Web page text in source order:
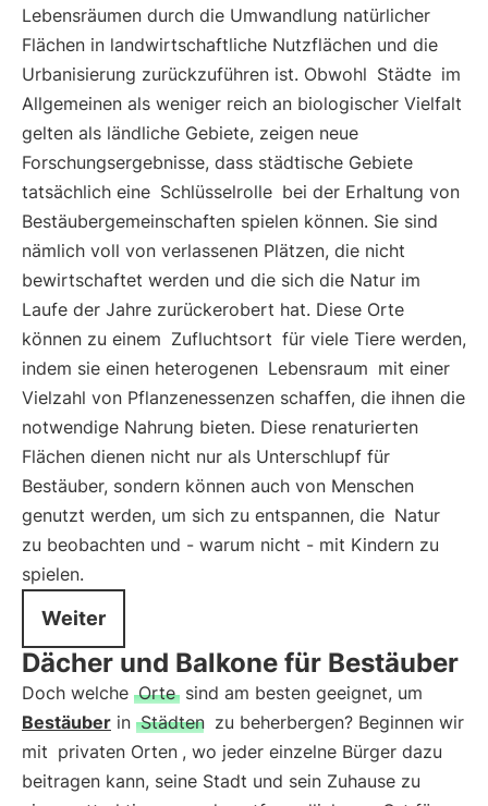
Lebensräumen durch die Umwandlung natürlicher
Flächen in landwirtschaftliche Nutzflächen und die
Urbanisierung zurückzuführen ist. Obwohl Städte im
Allgemeinen als weniger reich an biologischer Vielfalt
gelten als ländliche Gebiete, zeigen neue
Forschungsergebnisse, dass städtische Gebiete
tatsächlich eine Schlüsselrolle bei der Erhaltung von
Bestäubergemeinschaften spielen können. Sie sind
nämlich voll von verlassenen Plätzen, die nicht
bewirtschaftet werden und die sich die Natur im
Laufe der Jahre zurückerobert hat. Diese Orte
können zu einem Zufluchtsort für viele Tiere werden,
indem sie einen heterogenen Lebensraum mit einer
Vielzahl von Pflanzenessenzen schaffen, die ihnen die
notwendige Nahrung bieten. Diese renaturierten
Flächen dienen nicht nur als Unterschlupf für
Bestäuber, sondern können auch von Menschen
genutzt werden, um sich zu entspannen, die Natur
zu beobachten und - warum nicht - mit Kindern zu
spielen.
Weiter
Dächer und Balkone für Bestäuber
Doch welche Orte sind am besten geeignet, um
Bestäuber in Städten zu beherbergen? Beginnen wir
mit privaten Orten , wo jeder einzelne Bürger dazu
beitragen kann, seine Stadt und sein Zuhause zu